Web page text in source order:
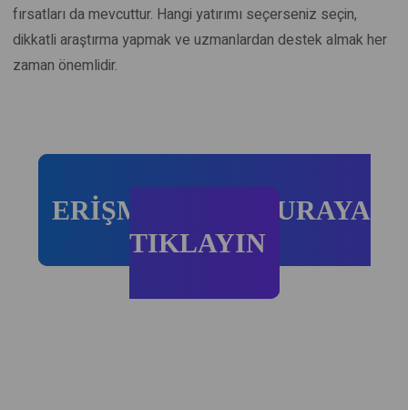
fırsatları da mevcuttur. Hangi yatırımı seçerseniz seçin,
dikkatli araştırma yapmak ve uzmanlardan destek almak her
zaman önemlidir.
ERİŞMEK İÇİN BURAYA
TIKLAYIN